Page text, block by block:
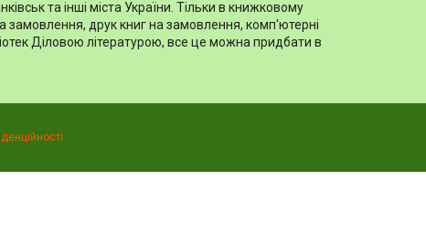
та інші міста України. Тільки в книжковому
замовлення, друк книг на замовлення, комп'ютерні
Діловою літературою, все це можна придбати в